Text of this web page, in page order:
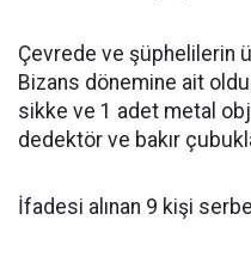
Çevrede ve şüphelilerin
Bizans dönemine ait
sikke ve 1 adet metal
dedektör ve bakır
İfadesi alınan 9 kişi